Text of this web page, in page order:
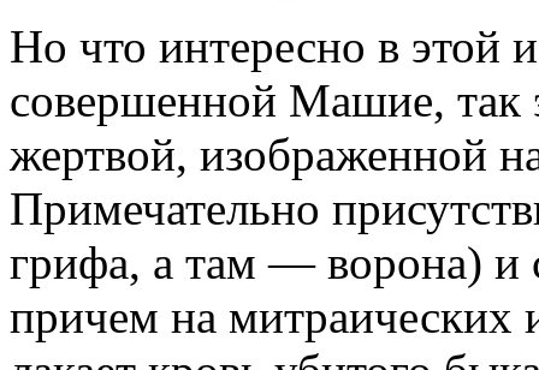
Но что интересно в этой
совершенной Машие, так
жертвой, изображенной
Примечательно
грифа, а там — ворона) и
причем на митраических